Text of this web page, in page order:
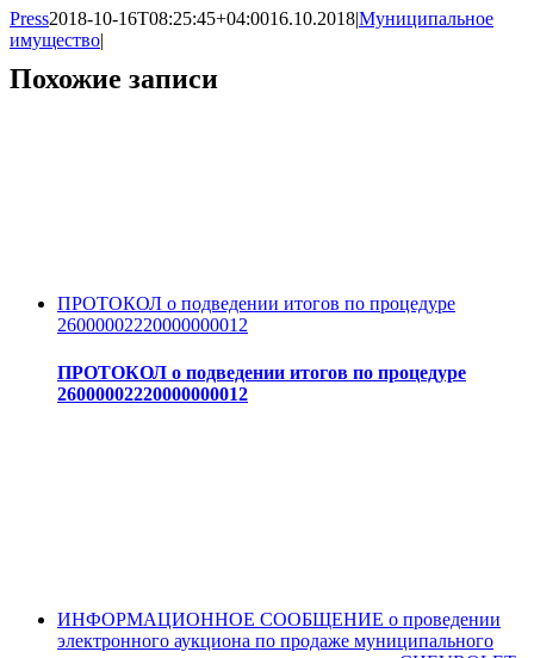
Press2018-10-16T08:25:45+04:0016.10.2018|Муниципальное
имущество|
Похожие записи
ПРОТОКОЛ о подведении итогов по процедуре
26000002220000000012
ПРОТОКОЛ о подведении итогов по процедуре
26000002220000000012
ИНФОРМАЦИОННОЕ СООБЩЕНИЕ о проведении
электронного аукциона по продаже муниципального